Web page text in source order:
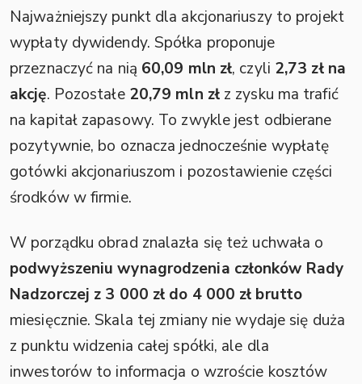
Najważniejszy punkt dla akcjonariuszy to projekt
wypłaty dywidendy. Spółka proponuje
przeznaczyć na nią 60,09 mln zł, czyli 2,73 zł na
akcję. Pozostałe 20,79 mln złz zysku ma trafić
na kapitał zapasowy. To zwykle jest odbierane
pozytywnie, bo oznacza jednocześnie wypłatę
gotówki akcjonariuszom i pozostawienie części
środków w firmie.
W porządku obrad znalazła się też uchwała o
podwyższeniu wynagrodzenia członków Rady
Nadzorczej z 3 000 zł do 4 000 zł brutto
miesięcznie. Skala tej zmiany nie wydaje się duża
z punktu widzenia całej spółki, ale dla
inwestorów to informacja o wzroście kosztów